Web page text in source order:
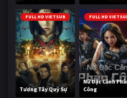
FULL HD VIETSUB
Tương Tây Quỷ Sự
FULL HD
Nữ Đặc Cảnh
Công